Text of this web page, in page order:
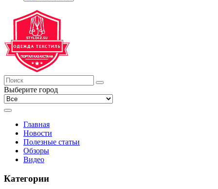
Выберите город
Главная
Новости
Полезные статьи
Обзоры
Видео
Категории